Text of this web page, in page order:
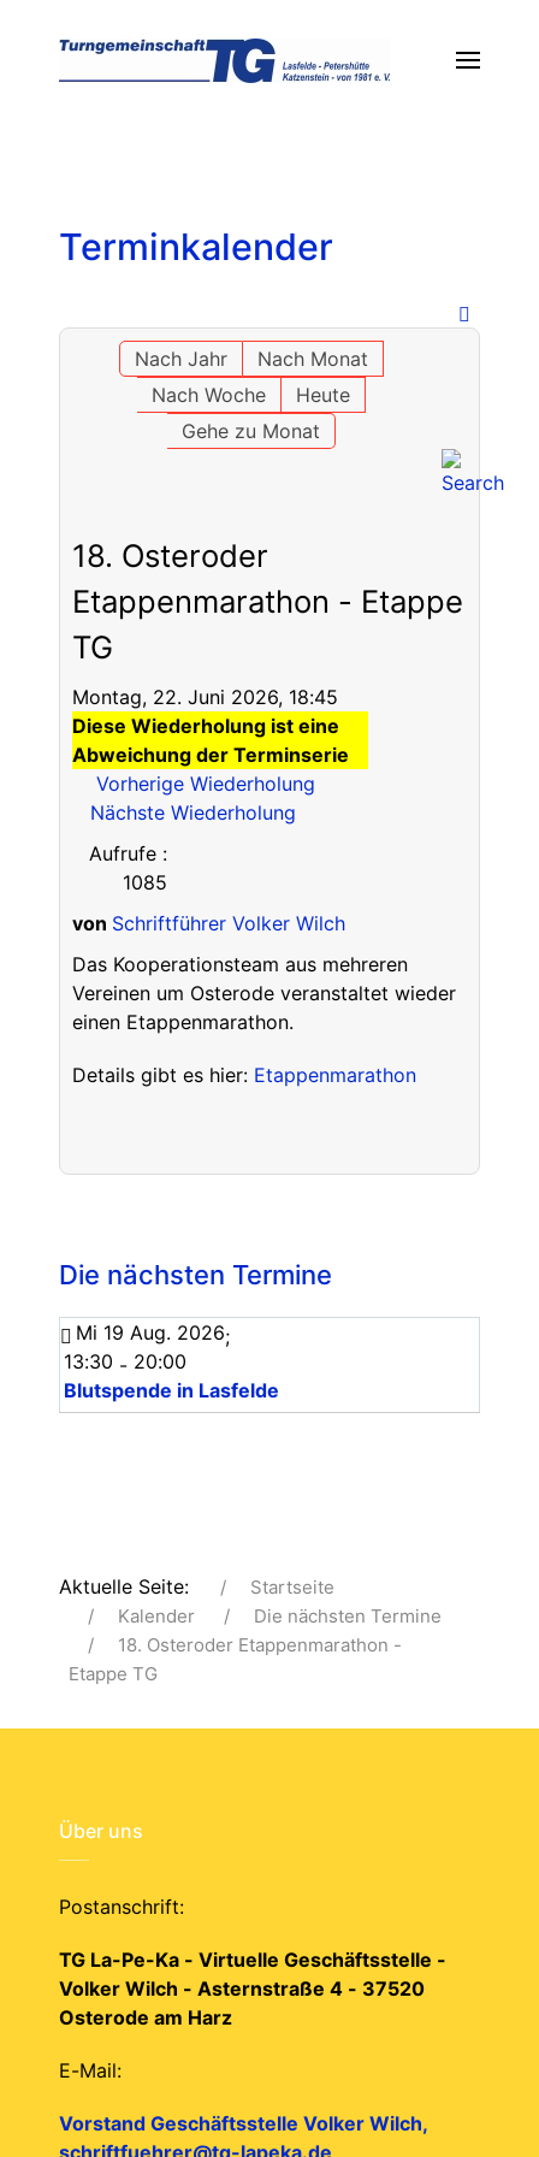
Terminkalender
Nach Jahr
Nach Monat
Nach Woche
Heute
Gehe zu Monat
18. Osteroder
Etappenmarathon - Etappe
TG
Montag, 22. Juni 2026, 18:45
Diese Wiederholung ist eine
Abweichung der Terminserie
Vorherige Wiederholung
Nächste Wiederholung
Aufrufe:
1085
von Schriftführer Volker Wilch
Das Kooperationsteam aus mehreren
Vereinen um Osterode veranstaltet wieder
einen Etappenmarathon.
Details gibt es hier: Etappenmarathon
Die nächsten Termine
Mi 19 Aug. 2026;
13:30 - 20:00
Blutspende in Lasfelde
Aktuelle Seite:
Startseite
Kalender
Die nächsten Termine
18. Osteroder Etappenmarathon -
Etappe TG
Über uns
Postanschrift:
TG La-Pe-Ka - Virtuelle Geschäftsstelle -
Volker Wilch - Asternstraße 4 - 37520
Osterode am Harz
E-Mail:
Vorstand Geschäftsstelle Volker Wilch,
schriftfuehrer@tg-lapeka.de